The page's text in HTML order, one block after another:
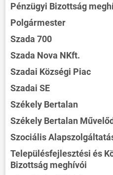
Pénzügyi Bizottság
Polgármester
Szada 700
Szada Nova NKft.
Szadai Községi Piac
Szadai SE
Székely Bertalan
Székely Bertalan
Szociális
Településfejlesztési és
Bizottság meghívói